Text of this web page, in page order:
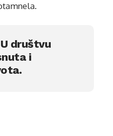
društvu
i